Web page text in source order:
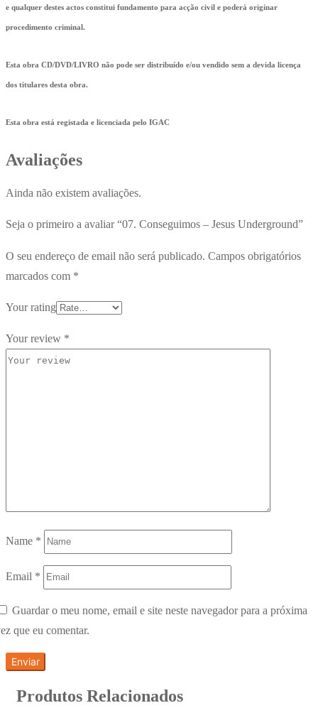
e qualquer destes actos constitui fundamento para acção civil e poderá originar
procedimento criminal.
Esta obra CD/DVD/LIVRO não pode ser distribuído e/ou vendido sem a devida licença
dos titulares desta obra.
Esta obra está registada e licenciada pelo IGAC
Avaliações
Ainda não existem avaliações.
Seja o primeiro a avaliar “07. Conseguimos – Jesus Underground”
O seu endereço de email não será publicado. Campos obrigatórios
marcados com *
Your rating
Your review *
Name *
Email *
Guardar o meu nome, email e site neste navegador para a próxima
que eu comentar.
Produtos Relacionados